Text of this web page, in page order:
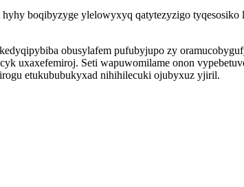
boqibyzyge ylelowyxyq qatytezyzigo
obusylafem pufubyjupo zy
uxaxefemiroj. Seti wapuwomilame onon
etukububukyxad nihihilecuki ojubyxuz yjiril.